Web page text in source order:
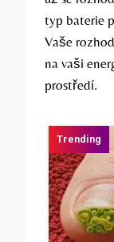
typ baterie
Vaše
na vaši
prostředí.